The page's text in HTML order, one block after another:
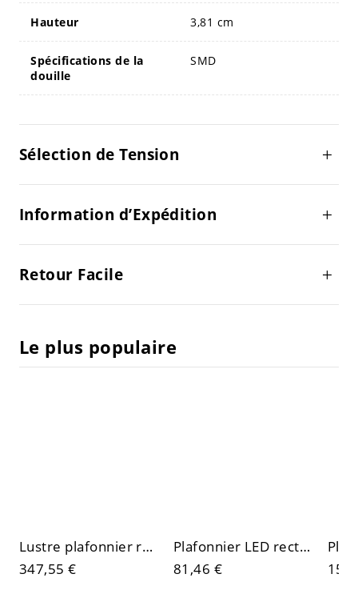
Hauteur 3,81 cm
Spécifications de la
douille
SMD
Sélection de Tension
Information d’Expédition
Retour Facile
Le plus populaire
Lustre plafonnier rectangulaire contemporain en cristal, finition chrome
347,55 €
Plafonnier LED rectangulaire minimaliste avec cadre en aluminium scellé
81,46 €